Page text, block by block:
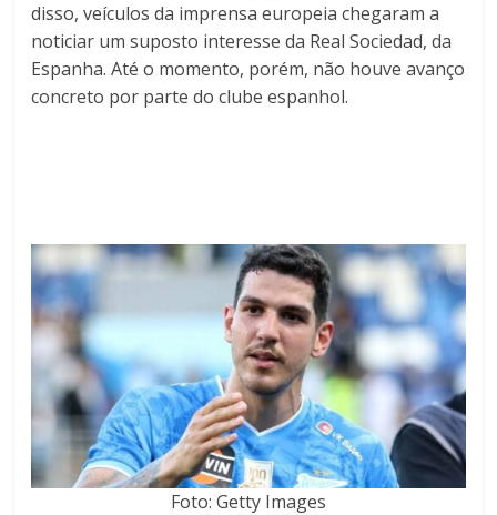
disso, veículos da imprensa europeia chegaram a
noticiar um suposto interesse da Real Sociedad, da
Espanha. Até o momento, porém, não houve avanço
concreto por parte do clube espanhol.
Foto: Getty Images